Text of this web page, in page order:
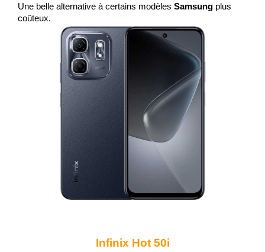
Une belle alternative à certains modèles Samsung plus
coûteux.
Infinix Hot 50i